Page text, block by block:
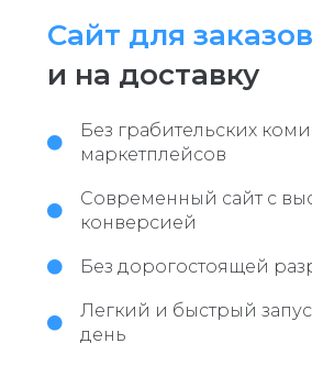
Сайт для заказов
и на доставку
Без грабительских
маркетплейсов
Современный сайт с
конверсией
Без дорогостоящей
Легкий и быстрый
день